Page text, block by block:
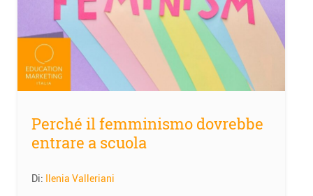
Perché il femminismo dovrebbe
entrare a scuola
Di: Ilenia Valleriani